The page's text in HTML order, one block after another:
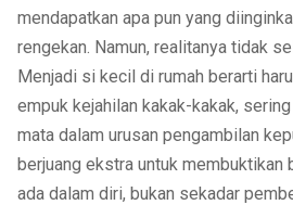
mendapatkan apa pun yang
rengekan. Namun, realitanya tidak
Menjadi si kecil di rumah berarti
empuk kejahilan kakak-kakak,
mata dalam urusan pengambilan
berjuang ekstra untuk membuktikan
ada dalam diri, bukan sekadar